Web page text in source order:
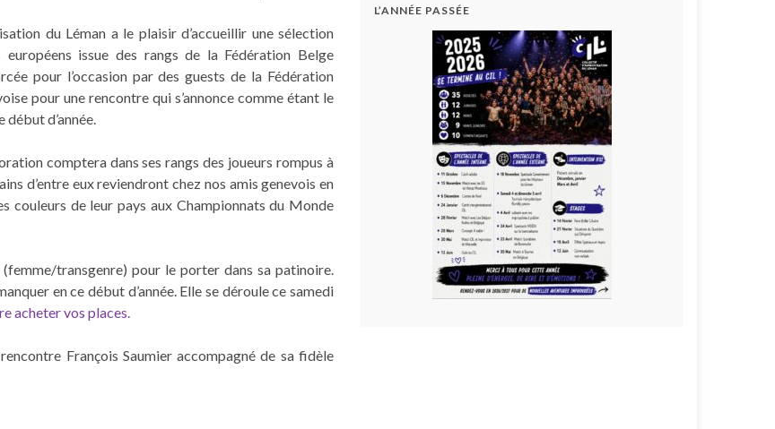
du Léman a le plaisir d’accueillir une sélection
européens issue des rangs de la Fédération Belge
pour l’occasion par des guests de la Fédération
pour une rencontre qui s’annonce comme étant le
début d’année.
comptera dans ses rangs des joueurs rompus à
d’entre eux reviendront chez nos amis genevois en
couleurs de leur pays aux Championnats du Monde
transgenre) pour le porter dans sa patinoire.
en ce début d’année. Elle se déroule ce samedi
acheter vos places.
François Saumier accompagné de sa fidèle
L’ANNÉE PASSÉE